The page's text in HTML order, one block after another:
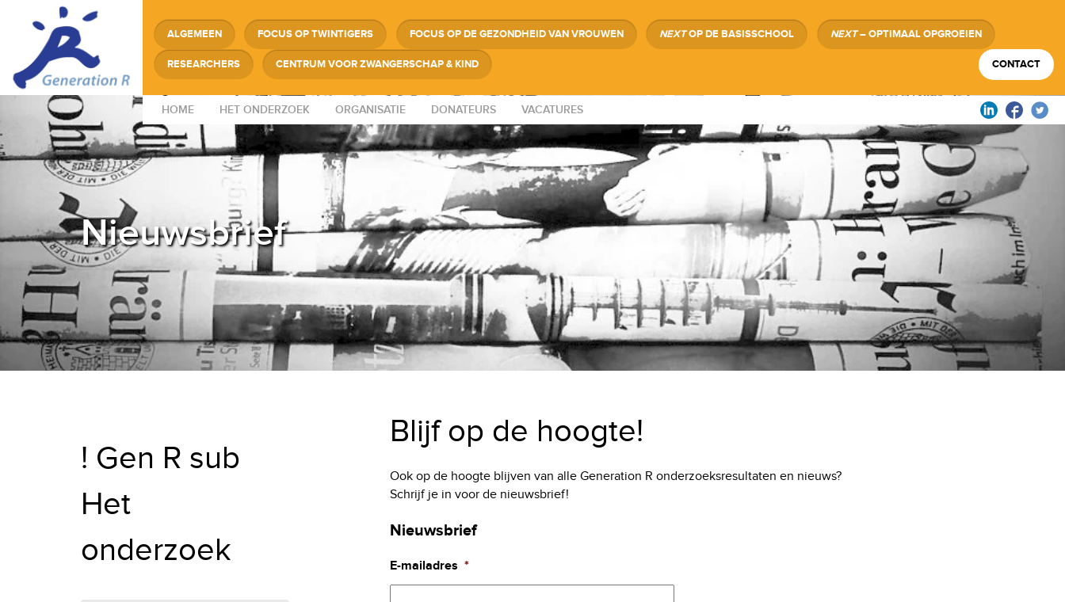
ALGEMEEN FOCUS OP TWINTIGERS FOCUS OP DE GEZONDHEID VAN VROUWEN NEXTOP DE BASISSCHOOL NEXT– OPTIMAAL OPGROEIEN
RESEARCHERS CENTRUM VOOR ZWANGERSCHAP & KIND CONTACT
HOME HET ONDERZOEK ORGANISATIE DONATEURS VACATURES
Nieuwsbrief
! Gen R sub
Het
onderzoek
Blijf op de hoogte!
Ook op de hoogte blijven van alle Generation R onderzoeksresultaten en nieuws?
Schrijf je in voor de nieuwsbrief!
Nieuwsbrief
E-mailadres *